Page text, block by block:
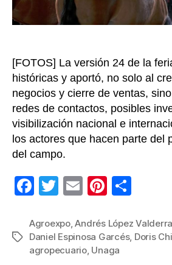
[FOTOS] La versión 24 de la
históricas y aportó, no solo al
negocios y cierre de ventas,
redes de contactos, posibles
visibilización nacional e
los actores que hacen parte del
del campo.
F
c
e
T
tt
er
E
ail
Pi
er
e
m
p
Etiquetas
Agroexpo,Andrés López
Daniel Espinosa Garcés, Doris
agropecuario, Unaga